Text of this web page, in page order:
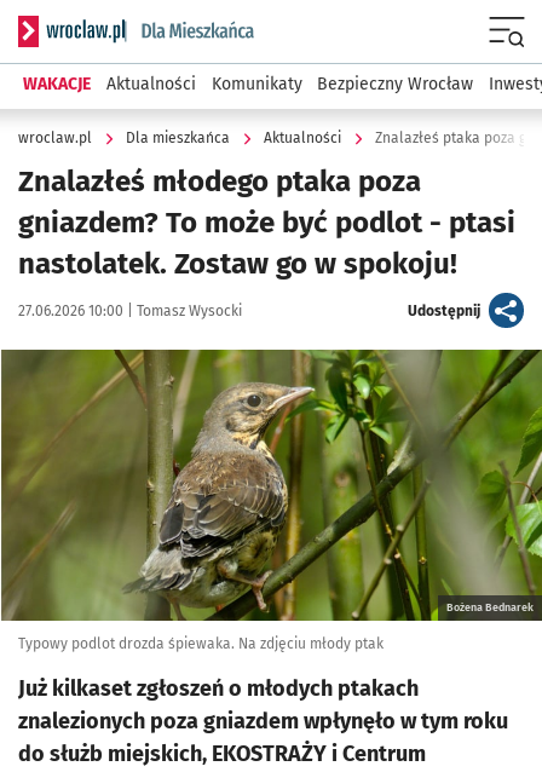
Serwis informacyjny wroclaw.pl podserwis: Dla mieszkańca
WAKACJE Aktualności Komunikaty Bezpieczny Wrocław
wroclaw.pl Dla mieszkańca Aktualności Znalazłeś ptaka poza
Znalazłeś młodego ptaka poza
gniazdem? To może być podlot - ptasi
nastolatek. Zostaw go w spokoju!
Data publikacji:
27.06.2026 10:00 | Autor:
Tomasz Wysocki Udostępnijartykuł
Kliknij, aby powiększyć
Bożena Bednarek
Typowy podlot drozda śpiewaka. Na zdjęciu młody ptak
Już kilkaset zgłoszeń o młodych ptakach
znalezionych poza gniazdem wpłynęło w tym roku
do służb miejskich, EKOSTRAŻY i Centrum